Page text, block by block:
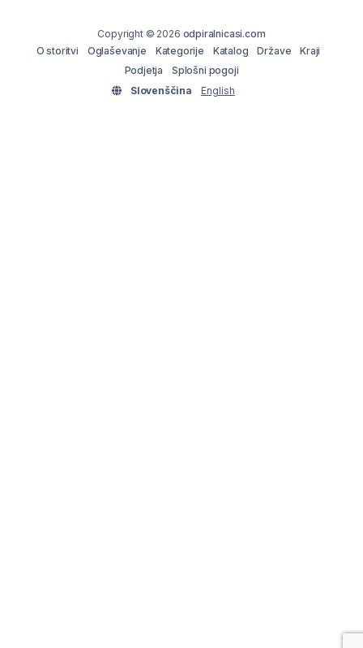
Copyright © 2026 odpiralnicasi.com
O storitvi
Oglaševanje Kategorije Katalog Države
Kraji
Podjetja
Splošni pogoji
Slovenščina
English